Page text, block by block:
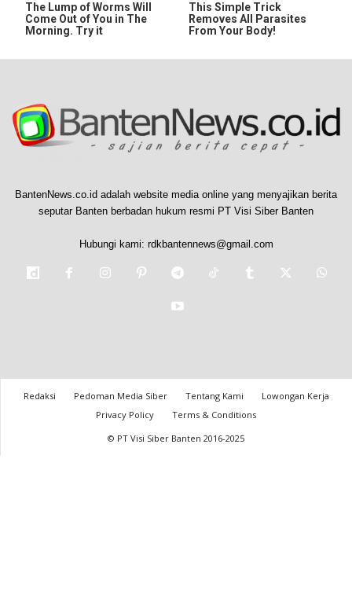
The Lump of Worms Will
Come Out of You in The
Morning. Try it
This Simple Trick
Removes All Parasites
From Your Body!
BantenNews.co.id adalah website media online yang menyajikan berita
seputar Banten berbadan hukum resmi PT Visi Siber Banten
Hubungi kami: rdkbantennews@gmail.com
Redaksi Pedoman Media Siber Tentang Kami
Lowongan Kerja
Privacy Policy
Terms & Conditions
© PT Visi Siber Banten 2016-2025